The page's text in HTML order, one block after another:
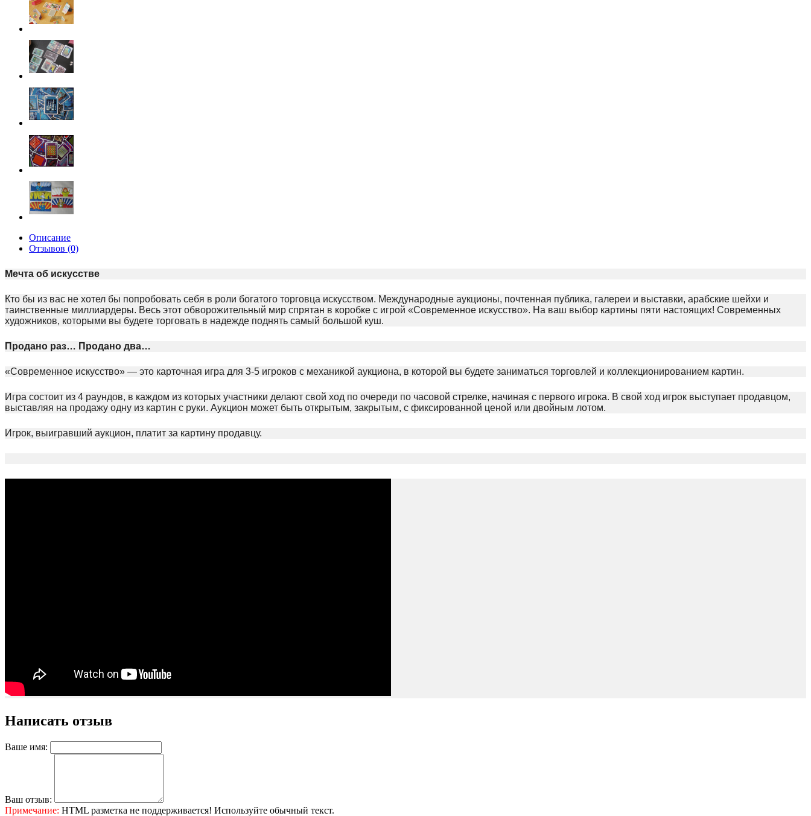
Описание
Отзывов (0)
Мечта об искусстве
Кто бы из вас не хотел бы попробовать себя в роли богатого торговца искусством. Международные аукционы, почтенная публика, галереи и выставки, арабские шейхи и
таинственные миллиардеры. Весь этот обворожительный мир спрятан в коробке с игрой «Современное искусство». На ваш выбор картины пяти настоящих! Современных
художников, которыми вы будете торговать в надежде поднять самый большой куш.
Продано раз… Продано два…
«Современное искусство» — это карточная игра для 3-5 игроков с механикой аукциона, в которой вы будете заниматься торговлей и коллекционированием картин.
Игра состоит из 4 раундов, в каждом из которых участники делают свой ход по очереди по часовой стрелке, начиная с первого игрока. В свой ход игрок выступает продавцом,
выставляя на продажу одну из картин с руки. Аукцион может быть открытым, закрытым, с фиксированной ценой или двойным лотом.
Игрок, выигравший аукцион, платит за картину продавцу.
Написать отзыв
Ваше имя:
Ваш отзыв:
Примечание: HTML разметка не поддерживается! Используйте обычный текст.